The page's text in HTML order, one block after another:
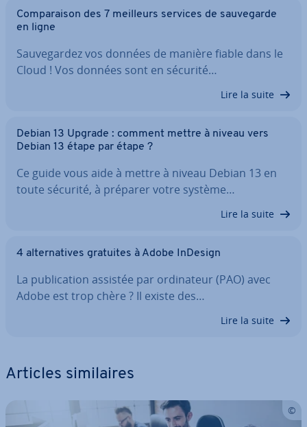
Com­pa­rai­son des 7 meilleurs services de sau­ve­garde
en ligne
Sau­ve­gar­dez vos données de manière fiable dans le
Cloud ! Vos données sont en sécurité…
Lire la suite
Debian 13 Upgrade : comment mettre à niveau vers
Debian 13 étape par étape ?
Ce guide vous aide à mettre à niveau Debian 13 en
toute sécurité, à préparer votre système…
Lire la suite
4 al­ter­na­tives gratuites à Adobe InDesign
La pu­bli­ca­tion assistée par or­di­na­teur (PAO) avec
Adobe est trop chère ? Il existe des…
Lire la suite
Articles si­mi­laires